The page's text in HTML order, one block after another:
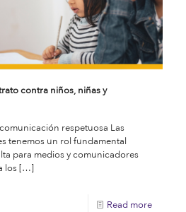
contra niños, niñas y
respetuosa Las
tenemos un rol fundamental
para medios y comunicadores
los[…]
Read more